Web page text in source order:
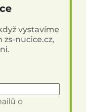
vystavíme
nucice.cz,
o